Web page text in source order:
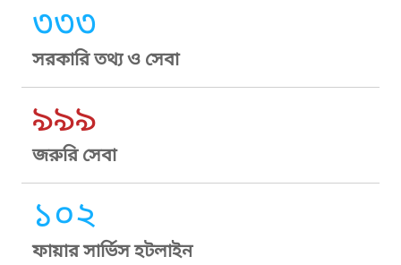
৩৩৩
সরকারি তথ্য ও সেবা
৯৯৯
জরুরি সেবা
১০২
ফায়ার সার্ভিস হটলাইন